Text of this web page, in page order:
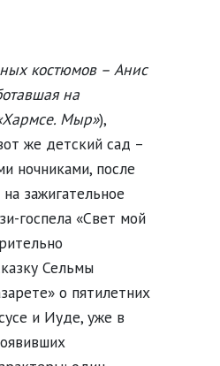
костюмов – Анис
на
Мыр»),
же детский сад –
ночниками, после
зажигательное
госпела «Свет мой
Сельмы
о пятилетних
и Иуде, уже в